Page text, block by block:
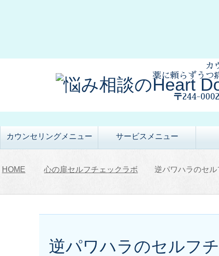
カ
薬に頼らずうつ
〒244-
カウンセリングメニュー サービスメニュー
HOME 心の扉セルフチェックラボ 逆パワハラのセ
逆パワハラのセルフ